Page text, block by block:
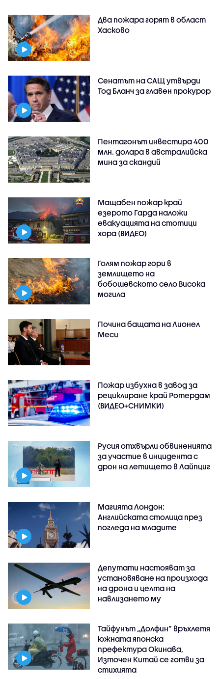
Два пожара горят в област
Хасково
Сенатът на САЩ утвърди
Тод Бланч за главен прокурор
Пентагонът инвестира 400
млн. долара в австралийска
мина за скандий
Мащабен пожар край
езерото Гарда наложи
евакуацията на стотици
хора (ВИДЕО)
Голям пожар гори в
землището на
бобошевското село Висока
могила
Почина бащата на Лионел
Меси
Пожар избухна в завод за
рециклиране край Ротердам
(ВИДЕО+СНИМКИ)
Русия отхвърли обвиненията
за участие в инцидента с
дрон на летището в Лайпциг
Магията Лондон:
Английската столица през
погледа на младите
Депутати настояват за
установяване на произхода
на дрона и целта на
навлизането му
Тайфунът „Долфин” връхлетя
южната японска
префектура Окинава,
Източен Китай се готви за
стихията